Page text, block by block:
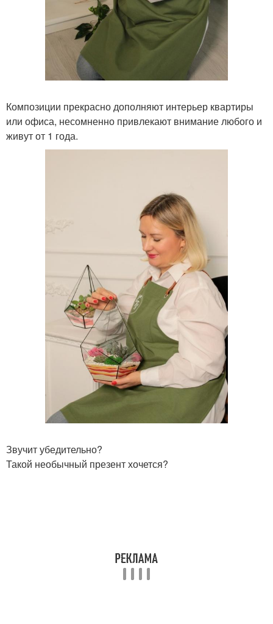
Композиции прекрасно дополняют интерьер квартиры
или офиса, несомненно привлекают внимание любого и
живут от 1 года.
Звучит убедительно?
Такой необычный презент хочется?